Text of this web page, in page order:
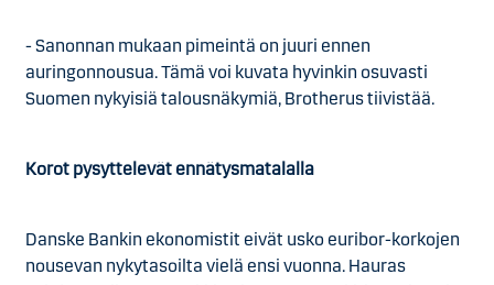
- Sanonnan mukaan pimeintä on juuri ennen
auringonnousua. Tämä voi kuvata hyvinkin osuvasti
Suomen nykyisiä talousnäkymiä, Brotherus tiivistää.
Korot pysyttelevät ennätysmatalalla
Danske Bankin ekonomistit eivät usko euribor-korkojen
nousevan nykytasoilta vielä ensi vuonna. Hauras